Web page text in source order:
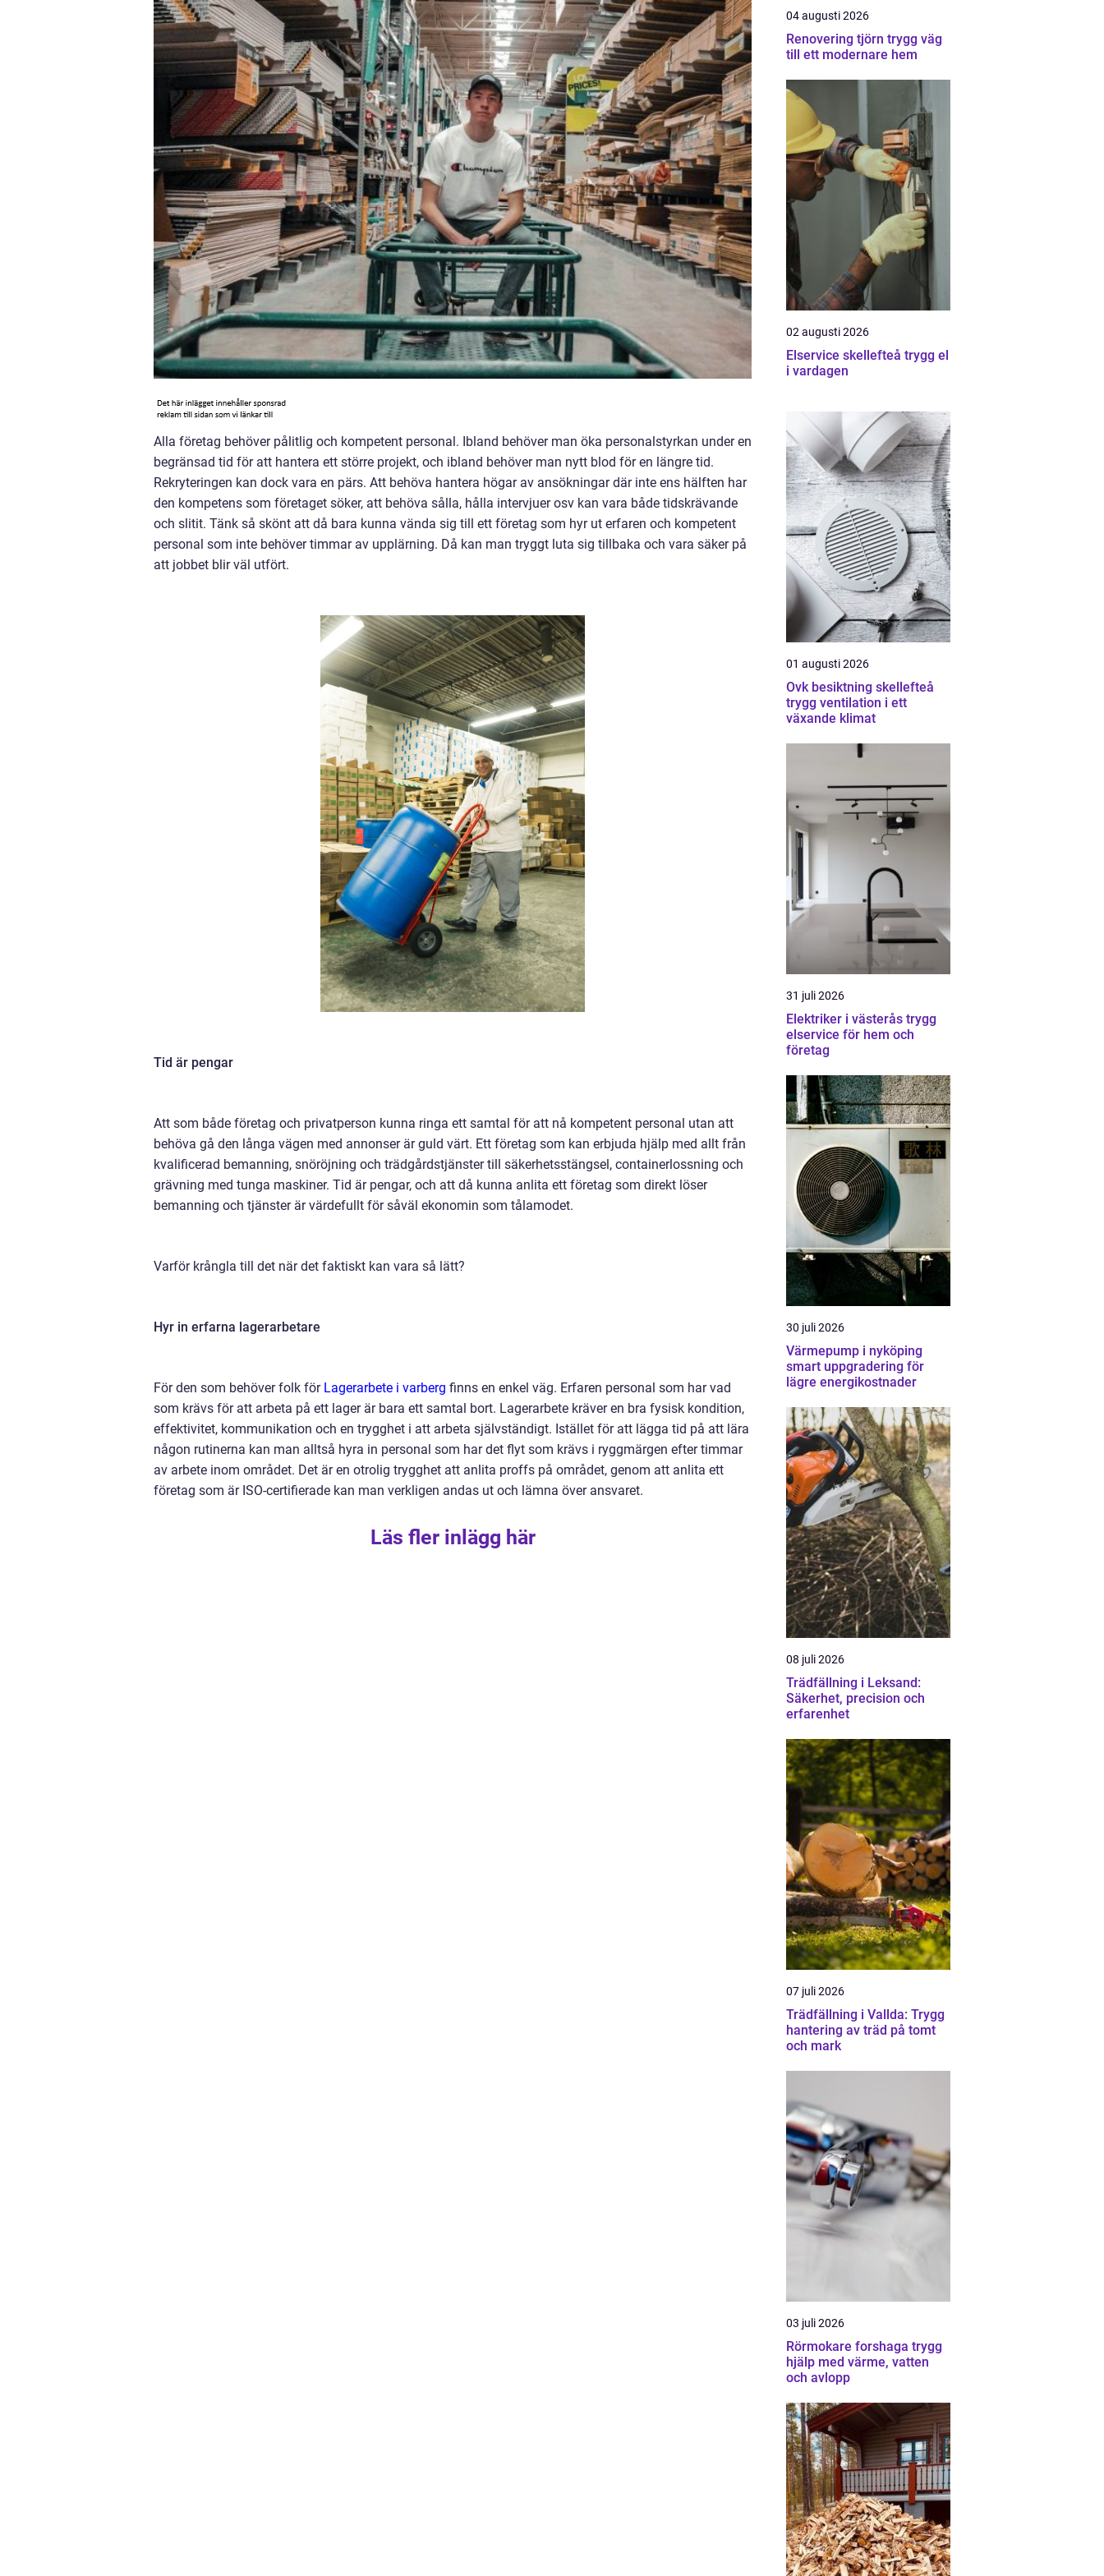
Alla företag behöver pålitlig och kompetent personal. Ibland behöver man öka personalstyrkan under en
begränsad tid för att hantera ett större projekt, och ibland behöver man nytt blod för en längre tid.
Rekryteringen kan dock vara en pärs. Att behöva hantera högar av ansökningar där inte ens hälften har
den kompetens som företaget söker, att behöva sålla, hålla intervjuer osv kan vara både tidskrävande
och slitit. Tänk så skönt att då bara kunna vända sig till ett företag som hyr ut erfaren och kompetent
personal som inte behöver timmar av upplärning. Då kan man tryggt luta sig tillbaka och vara säker på
att jobbet blir väl utfört.
Tid är pengar
Att som både företag och privatperson kunna ringa ett samtal för att nå kompetent personal utan att
behöva gå den långa vägen med annonser är guld värt. Ett företag som kan erbjuda hjälp med allt från
kvalificerad bemanning, snöröjning och trädgårdstjänster till säkerhetsstängsel, containerlossning och
grävning med tunga maskiner. Tid är pengar, och att då kunna anlita ett företag som direkt löser
bemanning och tjänster är värdefullt för såväl ekonomin som tålamodet.
Varför krångla till det när det faktiskt kan vara så lätt?
Hyr in erfarna lagerarbetare
För den som behöver folk för Lagerarbete i varberg finns en enkel väg. Erfaren personal som har vad
som krävs för att arbeta på ett lager är bara ett samtal bort. Lagerarbete kräver en bra fysisk kondition,
effektivitet, kommunikation och en trygghet i att arbeta självständigt. Istället för att lägga tid på att lära
någon rutinerna kan man alltså hyra in personal som har det flyt som krävs i ryggmärgen efter timmar
av arbete inom området. Det är en otrolig trygghet att anlita proffs på området, genom att anlita ett
företag som är ISO-certifierade kan man verkligen andas ut och lämna över ansvaret.
Läs fler inlägg här
04 augusti 2026
Renovering tjörn trygg väg
till ett modernare hem
02 augusti 2026
Elservice skellefteå trygg el
i vardagen
01 augusti 2026
Ovk besiktning skellefteå
trygg ventilation i ett
växande klimat
31 juli 2026
Elektriker i västerås trygg
elservice för hem och
företag
30 juli 2026
Värmepump i nyköping
smart uppgradering för
lägre energikostnader
08 juli 2026
Trädfällning i Leksand:
Säkerhet, precision och
erfarenhet
07 juli 2026
Trädfällning i Vallda: Trygg
hantering av träd på tomt
och mark
03 juli 2026
Rörmokare forshaga trygg
hjälp med värme, vatten
och avlopp